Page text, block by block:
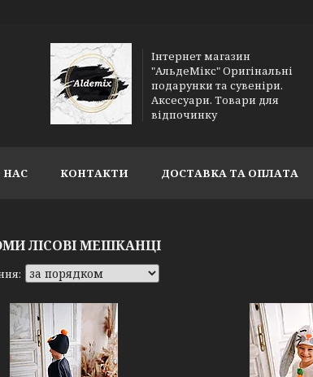
Інтернет магазин
"АльдеМікс" Оригінальні
подарунки та сувеніри.
Аксесуари. Товари для
відпочинку
НАС КОНТАКТИ ДОСТАВКА ТА ОПЛАТА
ЛІСОВІ МЕШКАНЦІ